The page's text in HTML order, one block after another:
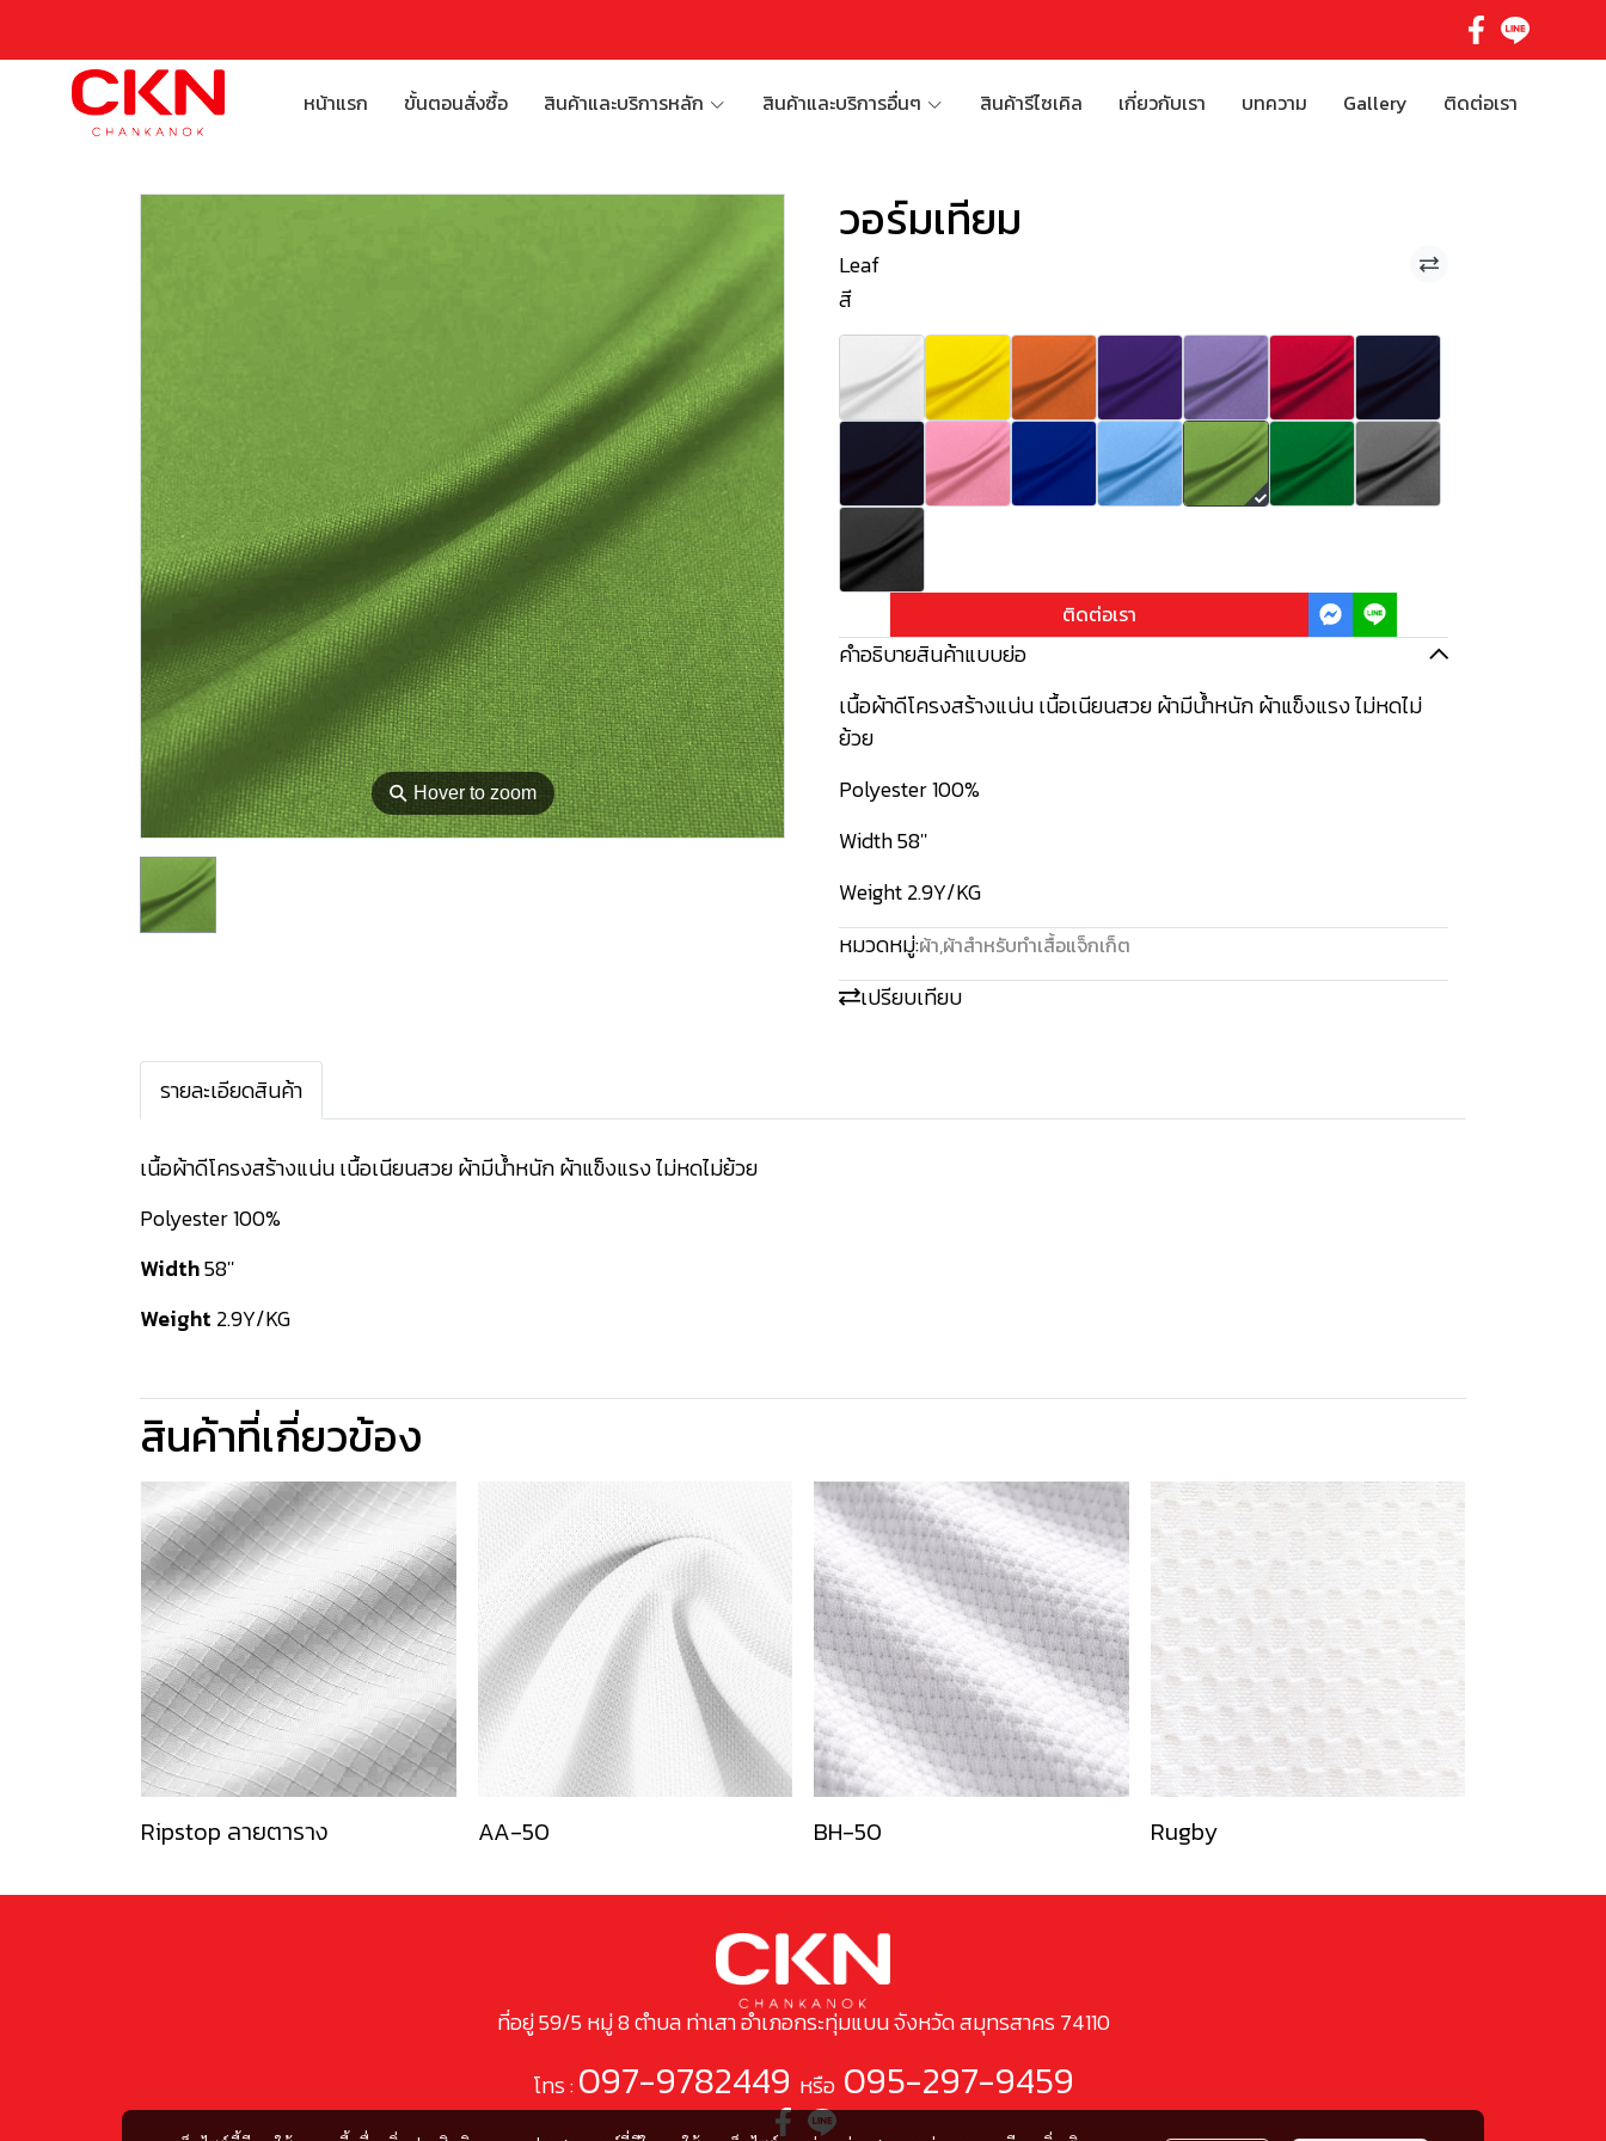
หน้าแรก ขั้นตอนสั่งซื้อ สินค้าและบริการหลัก สินค้าและบริการอื่นๆ สินค้ารีไซเคิล เกี่ยวกับเรา บทความ Gallery ติดต่อเรา
⚲ Hover to zoom
วอร์มเทียม
Leaf
สี
ติดต่อเรา
คำอธิบายสินค้าแบบย่อ
เนื้อผ้าดีโครงสร้างแน่น เนื้อเนียนสวย ผ้ามีน้ำหนัก ผ้าแข็งแรง ไม่หดไม่
ย้วย
Polyester 100%
Width 58''
Weight 2.9Y/KG
หมวดหมู่:ผ้า,ผ้าสำหรับทำเสื้อแจ็กเก็ต
เปรียบเทียบ
รายละเอียดสินค้า
เนื้อผ้าดีโครงสร้างแน่น เนื้อเนียนสวย ผ้ามีน้ำหนัก ผ้าแข็งแรง ไม่หดไม่ย้วย
Polyester 100%
Width58''
Weight 2.9Y/KG
สินค้าที่เกี่ยวข้อง
Ripstop ลายตาราง AA-50 BH-50 Rugby
ที่อยู่ 59/5 หมู่ 8 ตำบล ท่าเสา อำเภอกระทุ่มแบน จังหวัด สมุทรสาคร 74110
โทร :097-9782449 หรือ095-297-9459